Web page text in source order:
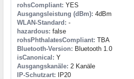
rohsCompliant: YES
Ausgangsleistung (dBm): 4dBm
WLAN-Standard: -
hazardous: false
rohsPhthalatesCompliant: TBA
Bluetooth-Version: Bluetooth 1.0
isCanonical: Y
Ausgangskanäle: 2 Kanäle
IP-Schutzart: IP20